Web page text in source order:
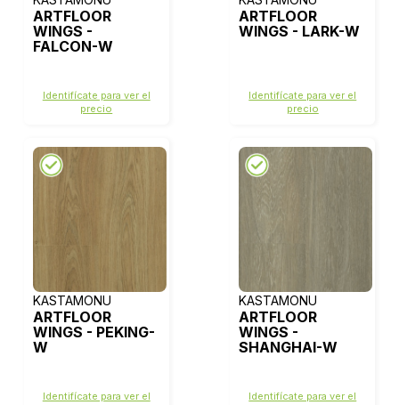
ARTFLOOR
WINGS -
FALCON-W
Identifícate para ver el
precio
ARTFLOOR
WINGS - LARK-W
Identifícate para ver el
precio
KASTAMONU
ARTFLOOR
WINGS - PEKING-
W
Identifícate para ver el
KASTAMONU
ARTFLOOR
WINGS -
SHANGHAI-W
Identifícate para ver el